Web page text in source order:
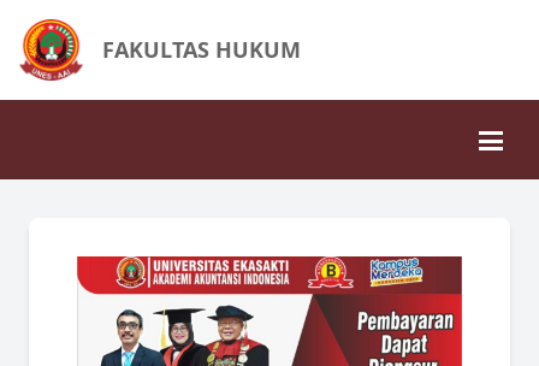
FAKULTAS HUKUM